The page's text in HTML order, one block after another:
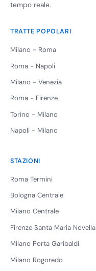
tempo reale.
TRATTE POPOLARI
Milano - Roma
Roma - Napoli
Milano - Venezia
Roma - Firenze
Torino - Milano
Napoli - Milano
STAZIONI
Roma Termini
Bologna Centrale
Milano Centrale
Firenze Santa Maria Novella
Milano Porta Garibaldi
Milano Rogoredo